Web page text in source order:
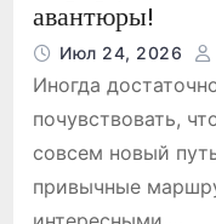
авантюры!
Июл 24, 2026
Иногда
почувствовать,
совсем новый
привычные